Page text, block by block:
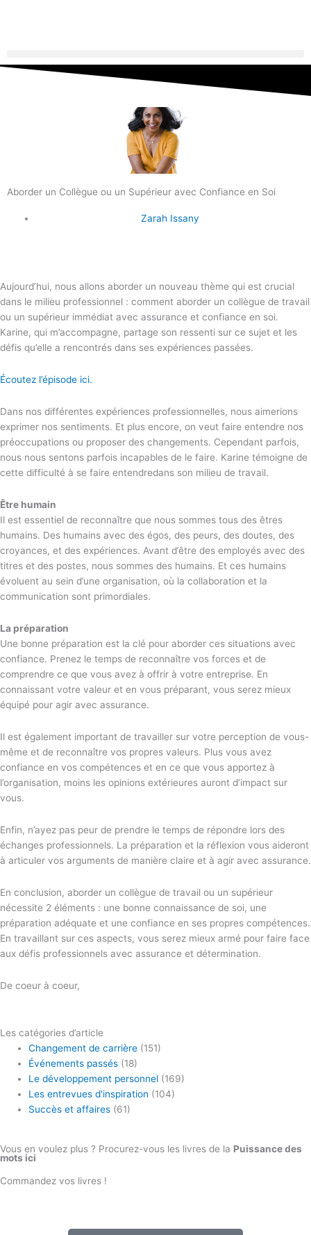
Aborder un Collègue ou un Supérieur avec Confiance en Soi
Zarah Issany
Aujourd’hui, nous allons aborder un nouveau thème qui est crucial
dans le milieu professionnel : comment aborder un collègue de travail
ou un supérieur immédiat avec assurance et confiance en soi.
Karine, qui m’accompagne, partage son ressenti sur ce sujet et les
défis qu’elle a rencontrés dans ses expériences passées.
Écoutez l’épisode ici.
Dans nos différentes expériences professionnelles, nous aimerions
exprimer nos sentiments. Et plus encore, on veut faire entendre nos
préoccupations ou proposer des changements. Cependant parfois,
nous nous sentons parfois incapables de le faire. Karine témoigne de
cette difficulté à se faire entendredans son milieu de travail.
Être humain
Il est essentiel de reconnaître que nous sommes tous des êtres
humains. Des humains avec des égos, des peurs, des doutes, des
croyances, et des expériences. Avant d’être des employés avec des
titres et des postes, nous sommes des humains. Et ces humains
évoluent au sein d’une organisation, où la collaboration et la
communication sont primordiales.
La préparation
Une bonne préparation est la clé pour aborder ces situations avec
confiance. Prenez le temps de reconnaître vos forces et de
comprendre ce que vous avez à offrir à votre entreprise. En
connaissant votre valeur et en vous préparant, vous serez mieux
équipé pour agir avec assurance.
Il est également important de travailler sur votre perception de vous-
même et de reconnaître vos propres valeurs. Plus vous avez
confiance en vos compétences et en ce que vous apportez à
l’organisation, moins les opinions extérieures auront d’impact sur
vous.
Enfin, n’ayez pas peur de prendre le temps de répondre lors des
échanges professionnels. La préparation et la réflexion vous aideront
à articuler vos arguments de manière claire et à agir avec assurance.
En conclusion, aborder un collègue de travail ou un supérieur
nécessite 2 éléments : une bonne connaissance de soi, une
préparation adéquate et une confiance en ses propres compétences.
En travaillant sur ces aspects, vous serez mieux armé pour faire face
aux défis professionnels avec assurance et détermination.
De coeur à coeur,
Les catégories d’article
Changement de carrière (151)
Événements passés (18)
Le développement personnel (169)
Les entrevues d'inspiration (104)
Succès et affaires (61)
Vous en voulez plus ? Procurez-vous les livres de la Puissance des
mots ici
Commandez vos livres !